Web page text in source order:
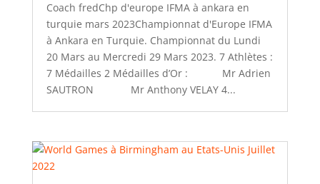
Coach fredChp d'europe IFMA à ankara en
turquie mars 2023Championnat d'Europe IFMA
à Ankara en Turquie. Championnat du Lundi
20 Mars au Mercredi 29 Mars 2023. 7 Athlètes :
7 Médailles 2 Médailles d’Or : Mr Adrien
SAUTRON Mr Anthony VELAY 4...